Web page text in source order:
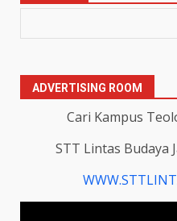
ADVERTISING ROOM
Cari Kampus
STT Lintas Budaya